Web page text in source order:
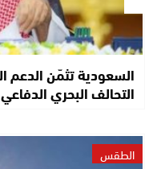
السعودية تثمّن الدعم
التحالف البحري الدفاعي
الطقس